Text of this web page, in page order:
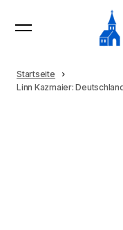
Startseite
Linn Kazmaier: